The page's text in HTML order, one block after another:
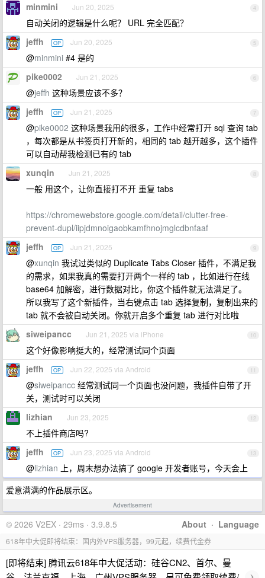
4
minmini Jun 20, 2025
自动关闭的逻辑是什么呢？ URL 完全匹配？
5
jeffh OP Jun 20, 2025
@minmini #4 是的
6
pike0002 Jun 21, 2025
@jeffh 这种场景应该不多？
7
jeffh OP Jun 21, 2025
@pike0002 这种场景我用的很多，工作中经常打开 sql 查询 tab
，每次都是从书签页打开新的，相同的 tab 越开越多，这个插件
可以自动帮我检测已有的 tab
8
xunqin Jun 21, 2025
一般 用这个，让你直接打不开 重复 tabs
https://chromewebstore.google.com/detail/clutter-free-
prevent-dupl/iipjdmnoigaobkamfhnojmglcdbnfaaf
9
jeffh OP Jun 21, 2025
@xunqin 我试过类似的 Duplicate Tabs Closer 插件，不满足我
的需求，如果我真的需要打开两个一样的 tab ，比如进行在线
base64 加解密，进行数据对比，你这个插件就无法满足了。
所以我写了这个新插件，当右键点击 tab 选择复制，复制出来的
tab 就不会被自动关闭。你就开启多个重复 tab 进行对比啦
10
siweipancc Jun 21, 2025 via iPhone
这个好像影响挺大的，经常测试同个页面
11
jeffh OP Jun 22, 2025 via Android
@siweipancc 经常测试同一个页面也没问题，我插件自带了开
关，测试时可以关闭
12
lizhian Jun 23, 2025
不上插件商店吗?
13
jeffh OP Jun 23, 2025 via Android
@lizhian 上，周末想办法搞了 google 开发者账号，今天会上
爱意满满的作品展示区。
Advertisement
About · Language
© 2026 V2EX · 29ms · 3.9.8.5
618年中大促即将结束：国内外VPS服务器，99元起，续费代金券
[即将结束] 腾讯云618年中大促活动：硅谷CN2、首尔、曼